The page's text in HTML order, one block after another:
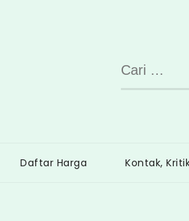
Cari
untuk:
Daftar Harga Kontak,